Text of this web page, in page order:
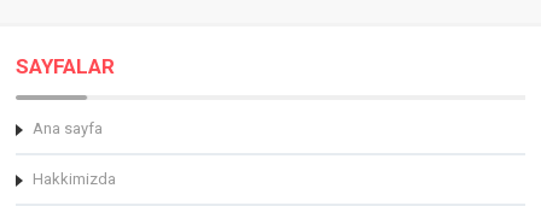
SAYFALAR
Ana sayfa
Hakkimizda